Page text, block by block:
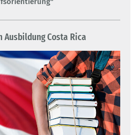
Ausbildung Costa Rica